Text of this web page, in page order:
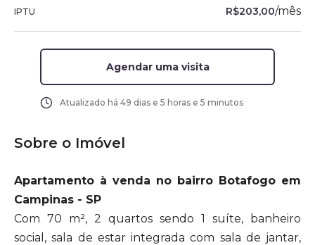
IPTU R$203,00/mês
Agendar uma visita
Atualizado há 49 dias e 5 horas e 5 minutos
Sobre o Imóvel
Apartamento à venda no bairro Botafogo em
Campinas - SP
Com 70 m², 2 quartos sendo 1 suíte, banheiro
social, sala de estar integrada com sala de jantar,